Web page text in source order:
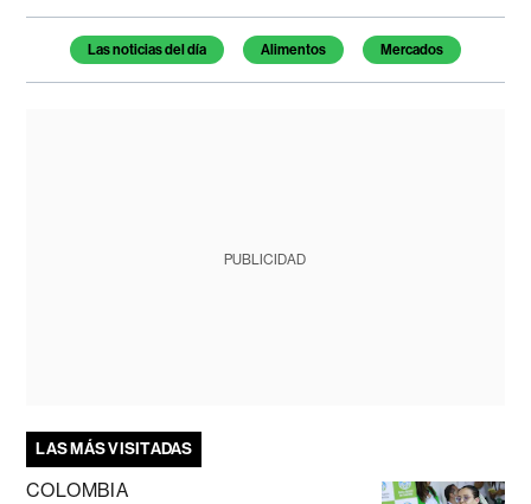
Temas de este artículo
Las noticias del día Alimentos Mercados
PUBLICIDAD
LAS MÁS VISITADAS
COLOMBIA